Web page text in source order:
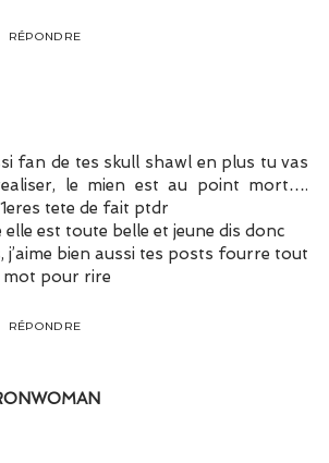
RÉPONDRE
fan de tes skull shawl en plus tu vas
le mien est au point mort….
tete de fait ptdr
est toute belle et jeune dis donc
j’aime bien aussi tes posts fourre tout
mot pour rire
RÉPONDRE